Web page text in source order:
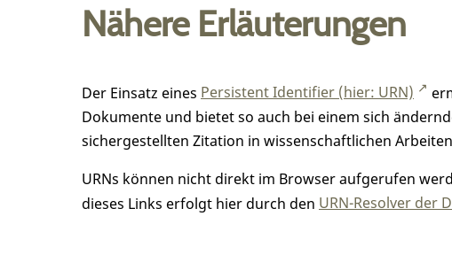
Nähere Erläuterungen
Der Einsatz eines Persistent Identifier (hier: URN)
Dokumente und bietet so auch bei einem sich
sichergestellten Zitation in wissenschaftlichen
URNs können nicht direkt im Browser aufgerufen
dieses Links erfolgt hier durch den URN-Resolver der